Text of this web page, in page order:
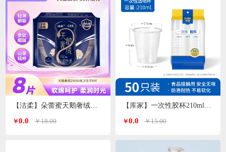
【洁柔】朵蕾蜜天鹅奢绒卫生巾日用250mm
￥0.0 ￥18.00
【库家】一次性胶杯210ml*50只/包KJ-1452
￥0.0 ￥15.00